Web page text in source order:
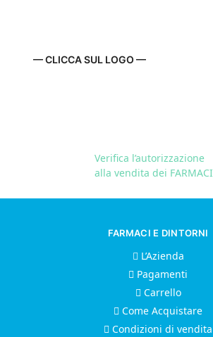
— CLICCA SUL LOGO —
Verifica l’autorizzazione
alla vendita dei FARMACI
FARMACI E DINTORNI
L’Azienda
Pagamenti
Carrello
Come Acquistare
Condizioni di vendita